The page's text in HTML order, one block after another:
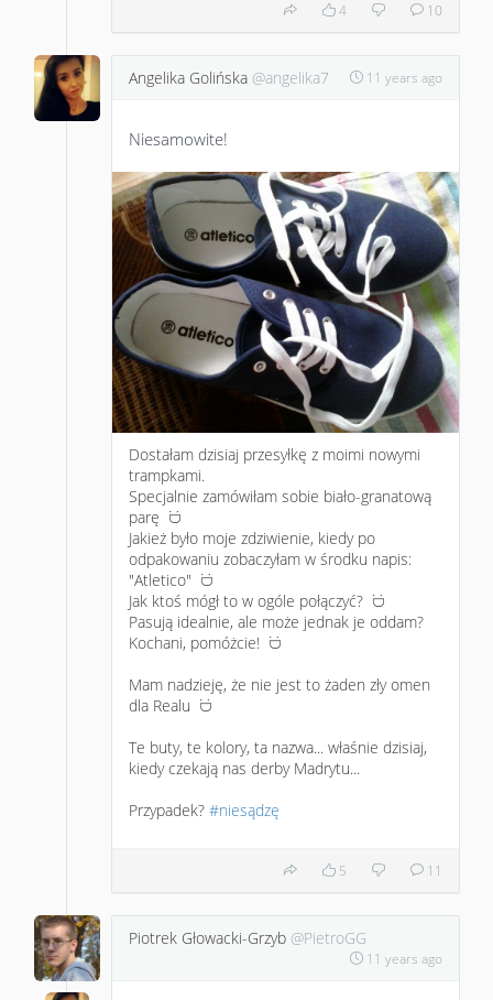
4 10
Angelika Golińska @angelika7 11 years ago
Niesamowite!
Dostałam dzisiaj przesyłkę z moimi nowymi
trampkami.
Specjalnie zamówiłam sobie biało-granatową
parę
:D
Jakież było moje zdziwienie, kiedy po
odpakowaniu zobaczyłam w środku napis:
"Atletico"
:D
Jak ktoś mógł to w ogóle połączyć? :D
Pasują idealnie, ale może jednak je oddam?
Kochani, pomóżcie!
:D
Mam nadzieję, że nie jest to żaden zły omen
dla Realu
:D
Te buty, te kolory, ta nazwa... właśnie dzisiaj,
kiedy czekają nas derby Madrytu...
Przypadek? #niesądzę
5 11
Piotrek Głowacki-Grzyb @PietroGG
11 years ago